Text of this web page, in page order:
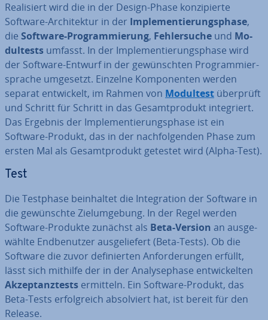
Rea­li­siert wird die in der Design-Phase kon­zi­pier­te
Software-Ar­chi­tek­tur in der Im­ple­men­tie­rungs­pha­se,
die Software-Pro­gram­mie­rung, Feh­ler­su­che und Mo­
dul­tests umfasst. In der Im­ple­men­tie­rungs­pha­se wird
der Software-Entwurf in der ge­wünsch­ten Pro­gram­mier­
spra­che umgesetzt. Einzelne Kom­po­nen­ten werden
separat ent­wi­ckelt, im Rahmen von Modultest überprüft
und Schritt für Schritt in das Ge­samt­pro­dukt in­te­griert.
Das Ergebnis der Im­ple­men­tie­rungs­pha­se ist ein
Software-Produkt, das in der nach­fol­gen­den Phase zum
ersten Mal als Ge­samt­pro­dukt getestet wird (Alpha-Test).
Test
Die Testphase be­inhal­tet die In­te­gra­ti­on der Software in
die ge­wünsch­te Ziel­um­ge­bung. In der Regel werden
Software-Produkte zunächst als Beta-Version an aus­ge­
wähl­te End­be­nut­zer aus­ge­lie­fert (Beta-Tests). Ob die
Software die zuvor de­fi­nier­ten An­for­de­run­gen erfüllt,
lässt sich mithilfe der in der Ana­ly­se­pha­se ent­wi­ckel­ten
Ak­zep­tanz­tests ermitteln. Ein Software-Produkt, das
Beta-Tests er­folg­reich ab­sol­viert hat, ist bereit für den
Release.